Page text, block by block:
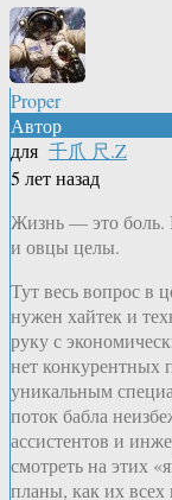
Proper
Автор
для 千爪 尺.Z
5 лет назад
Жизнь — это боль.
и овцы целы.
Тут весь вопрос в
нужен хайтек и
руку с
нет конкурентных
уникальным
поток бабла
ассистентов и
смотреть на этих
планы, как их всех